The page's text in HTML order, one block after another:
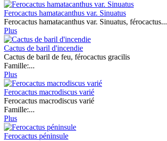
Ferocactus hamatacanthus var. Sinuatus
Ferocactus hamatacanthus var. Sinuatus, férocactus...
Plus
Cactus de baril d'incendie
Cactus de baril de feu, férocactus gracilis
Famille:...
Plus
Ferocactus macrodiscus varié
Ferocactus macrodiscus varié
Famille:...
Plus
Ferocactus péninsule